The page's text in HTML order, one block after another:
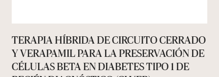
TERAPIA HÍBRIDA DE CIRCUITO CERRADO
Y VERAPAMIL PARA LA PRESERVACIÓN DE
CÉLULAS BETA EN DIABETES TIPO 1 DE